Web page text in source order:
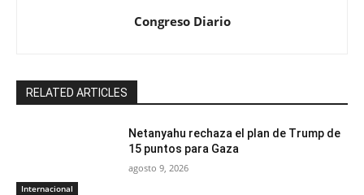
Congreso Diario
RELATED ARTICLES
Internacional
Netanyahu rechaza el plan de Trump de
15 puntos para Gaza
agosto 9, 2026